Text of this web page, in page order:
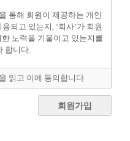
회원" 자신이 정한 문자 또는
미합니다.
로 제공하는 각종 온라인디
아이템 기타 유료콘텐츠를
이용을 위해 회사가 임의로
적 가치가 없는 "서비스" 상
미합니다.
"를 이용함에 있어 "서비스
통해 회원이 제공하는 개인
되고 있는지, ‘회사’가 회원
노력을 기울이고 있는지를
합니다.
항목 및 수집 방법
목 및 수집 방법은 아래와 같
읽고 이에 동의합니다
회원가입